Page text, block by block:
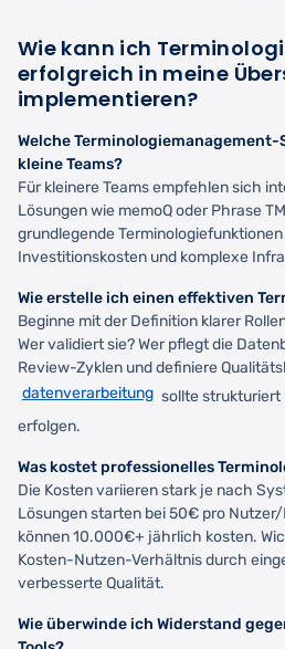
Wie kann ich
erfolgreich in meine
implementieren?
Welche
kleine Teams?
Für kleinere Teams empfehlen sich
Lösungen wie memoQ oder Phrase
grundlegende
Investitionskosten und komplexe
Wie erstelle ich einen effektiven
Beginne mit der Definition klarer
Wer validiert sie? Wer pflegt die
Review-Zyklen und definiere
datenverarbeitung sollte
erfolgen.
Was kostet professionelles
Die Kosten variieren stark je nach
Lösungen starten bei 50€ pro
können 10.000€+ jährlich kosten.
Kosten-Nutzen-Verhältnis durch
verbesserte Qualität.
Wie überwinde ich Widerstand